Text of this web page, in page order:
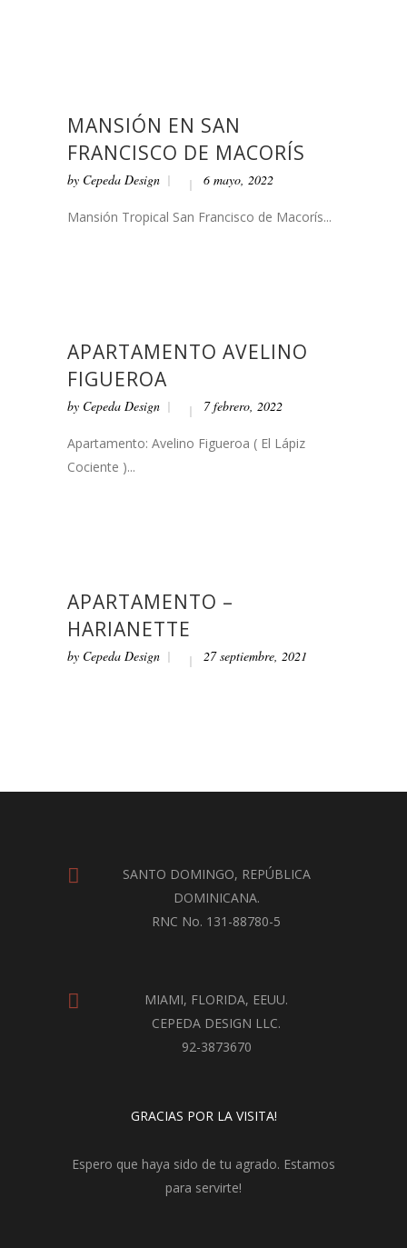
MANSIÓN EN SAN
FRANCISCO DE MACORÍS
by Cepeda Design 6 mayo, 2022
Mansión Tropical San Francisco de Macorís...
APARTAMENTO AVELINO
FIGUEROA
by Cepeda Design 7 febrero, 2022
Apartamento: Avelino Figueroa ( El Lápiz
Cociente )...
APARTAMENTO –
HARIANETTE
by Cepeda Design 27 septiembre, 2021
SANTO DOMINGO, REPÚBLICA
DOMINICANA.
RNC No. 131-88780-5
MIAMI, FLORIDA, EEUU.
CEPEDA DESIGN LLC.
92-3873670
GRACIAS POR LA VISITA!
Espero que haya sido de tu agrado. Estamos
para servirte!